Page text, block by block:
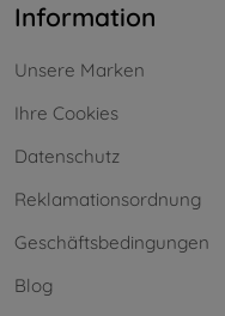
Information
Unsere Marken
Ihre Cookies
Datenschutz
Reklamationsordnung
Geschäftsbedingungen
Blog